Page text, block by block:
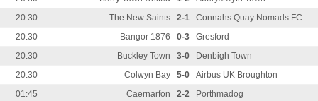
20:30
The New Saints 2-1
Connahs Quay Nomads FC
20:30
Bangor 1876 0-3
Gresford
20:30
Buckley Town 3-0
Denbigh Town
20:30
Colwyn Bay 5-0
Airbus UK Broughton
01:45
Caernarfon 2-2
Porthmadog